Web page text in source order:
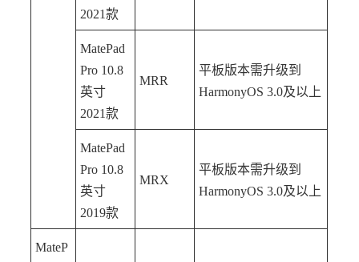
2021款
MatePad
Pro 10.8
英寸
2021款
MRR
平板版本需升级到
HarmonyOS 3.0及以上
MatePad
Pro 10.8
英寸
2019款
MRX
平板版本需升级到
HarmonyOS 3.0及以上
MateP